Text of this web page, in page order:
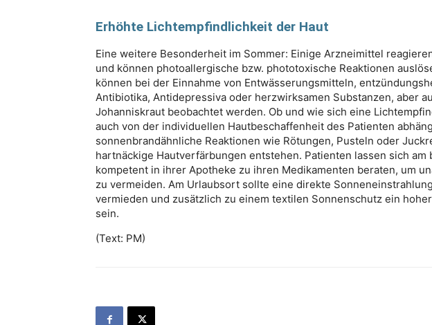
Erhöhte Lichtempfindlichkeit der Haut
Eine weitere Besonderheit im Sommer: Einige Arzneimittel
und können photoallergische bzw. phototoxische Reaktionen
können bei der Einnahme von Entwässerungsmitteln,
Antibiotika, Antidepressiva oder herzwirksamen Substanzen, aber
Johanniskraut beobachtet werden. Ob und wie sich eine
auch von der individuellen Hautbeschaffenheit des Patienten
sonnenbrandähnliche Reaktionen wie Rötungen, Pusteln oder
hartnäckige Hautverfärbungen entstehen. Patienten lassen sich am
kompetent in ihrer Apotheke zu ihren Medikamenten beraten, um
zu vermeiden. Am Urlaubsort sollte eine direkte
vermieden und zusätzlich zu einem textilen Sonnenschutz ein
sein.
(Text: PM)